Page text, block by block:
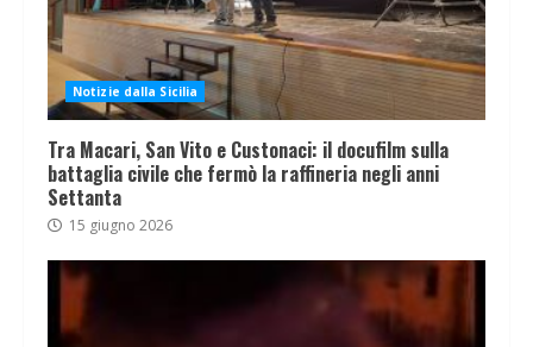
Notizie dalla Sicilia
Tra Macari, San Vito e Custonaci: il docufilm sulla
battaglia civile che fermò la raffineria negli anni
Settanta
15 giugno 2026